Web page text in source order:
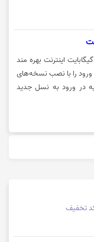
با نصب اپلیکیشن ایرانسل من برای اولین بار از 50 گیگابایت اینترنت بهره مند
ورود را با نصب نسخه‌های
در ورود به نسل جدید
اطلاعات بیشتر می
تخفیف